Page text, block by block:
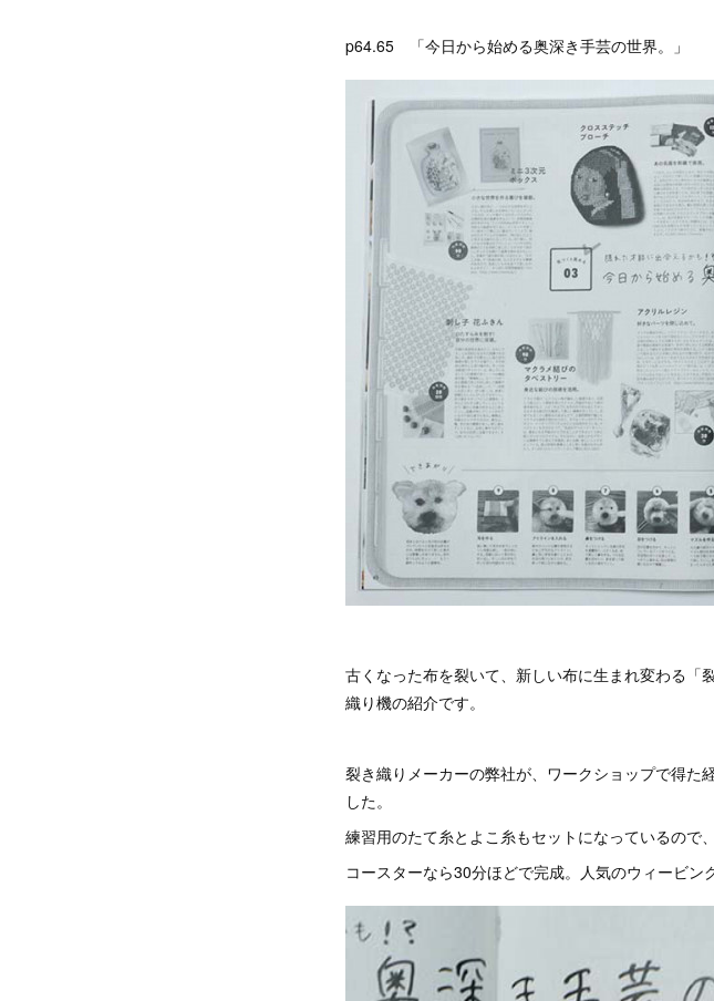
p64.65 「今日から始める奥深き手芸の世界。」
古くなった布を裂いて、新しい布に生まれ変わる
織り機の紹介です。
裂き織りメーカーの弊社が、ワークショップで得た
した。
練習用のたて糸とよこ糸もセットになっているので
コースターなら30分ほどで完成。人気のウィービン